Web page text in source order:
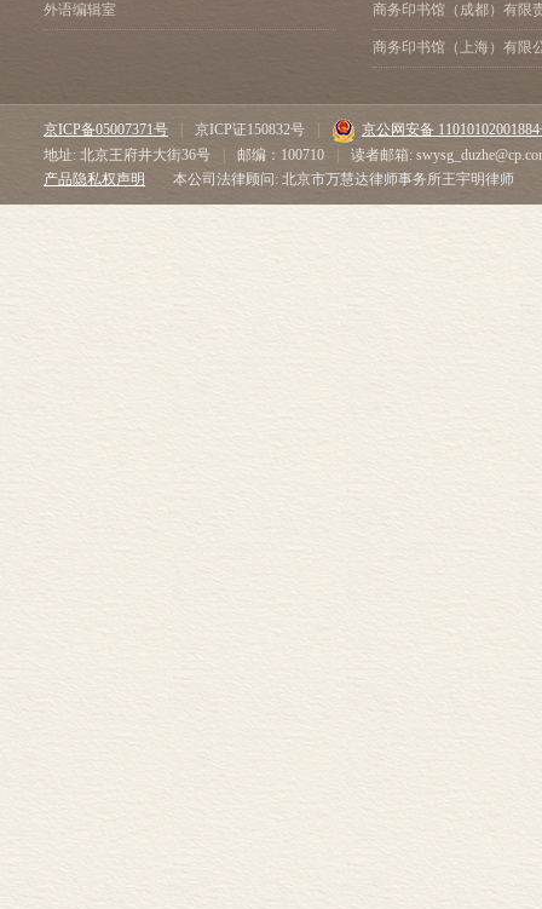
外语编辑室 商务印书馆（成都）有限
商务印书馆（上海）有限
京ICP备05007371号 京ICP证150832号
京公网安备
地址: 北京王府井大街36号
邮编：100710
读者邮箱:
产品隐私权声明
本公司法律顾问: 北京市万慧达律师事务所王宇明律师